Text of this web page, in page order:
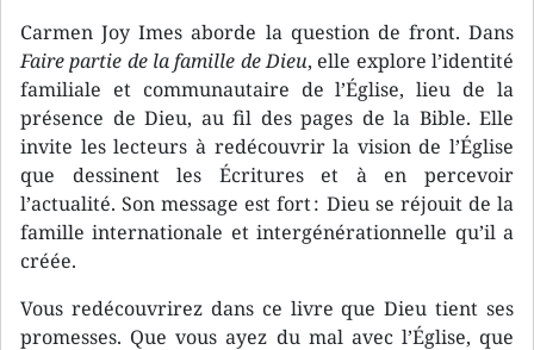
Carmen Joy Imes aborde la question de front. Dans
Faire partie de la famille de Dieu, elle explore l’identité
familiale et communautaire de l’Église, lieu de la
présence de Dieu, au fil des pages de la Bible. Elle
invite les lecteurs à redécouvrir la vision de l’Église
que dessinent les Écritures et à en percevoir
l’actualité. Son message est fort : Dieu se réjouit de la
famille internationale et intergénérationnelle qu’il a
créée.
Vous redécouvrirez dans ce livre que Dieu tient ses
promesses. Que vous ayez du mal avec l’Église, que